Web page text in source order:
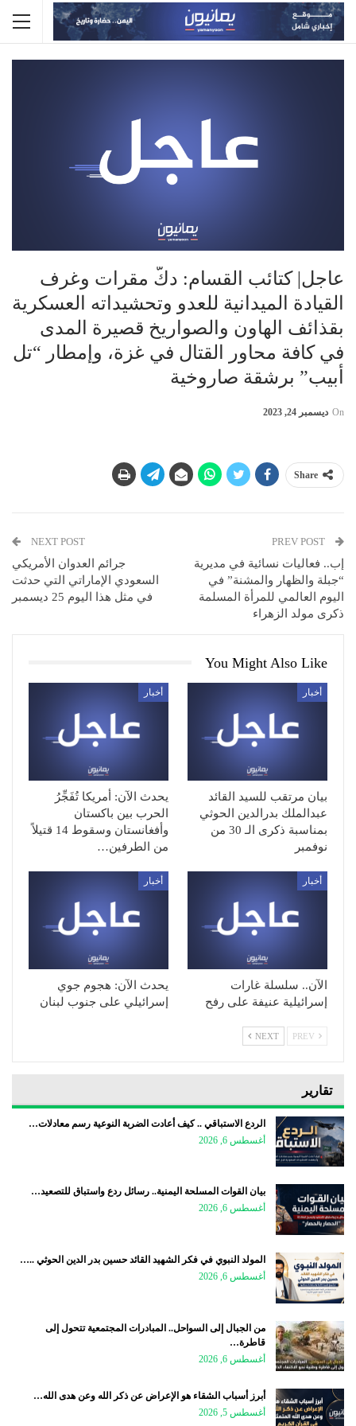
عاجل| كتائب القسام: دكّ مقرات وغرف
القيادة الميدانية للعدو وتحشيداته العسكرية
بقذائف الهاون والصواريخ قصيرة المدى
في كافة محاور القتال في غزة، وإمطار “تل
أبيب” برشقة صاروخية
On ديسمبر 24, 2023
Share
إب.. فعاليات نسائية في مديرية
“جبلة والظهار والمشنة” في
اليوم العالمي للمرأة المسلمة
ذكرى مولد الزهراء
NEXT POST
جرائم العدوان الأمريكي
السعودي الإماراتي التي حدثت
في مثل هذا اليوم 25 ديسمبر
You Might Also Like
أخبار
بيان مرتقب للسيد القائد
عبدالملك بدرالدين الحوثي
بمناسبة ذكرى الـ 30 من
نوفمبر
أخبار
يحدث الآن: أمريكا تُفَجِّرُ
الحرب بين باكستان
وأفغانستان وسقوط 14 قتيلاً
من الطرفين…
أخبار
الآن.. سلسلة غارات
إسرائيلية عنيفة على رفح
أخبار
يحدث الآن: هجوم جوي
إسرائيلي على جنوب لبنان
NEXT
تقارير
الردع الاستباقي .. كيف أعادت الضربة النوعية رسم معادلات…
أغسطس 6, 2026
بيان القوات المسلحة اليمنية.. رسائل ردع واستباق للتصعيد…
أغسطس 6, 2026
المولد النبوي في فكر الشهيد القائد حسين بدر الدين الحوثي ..…
أغسطس 6, 2026
من الجبال إلى السواحل.. المبادرات المجتمعية تتحول إلى
قاطرة…
أغسطس 6, 2026
أبرز أسباب الشقاء هو الإعراض عن ذكر الله وعن هدى الله…
أغسطس 5, 2026